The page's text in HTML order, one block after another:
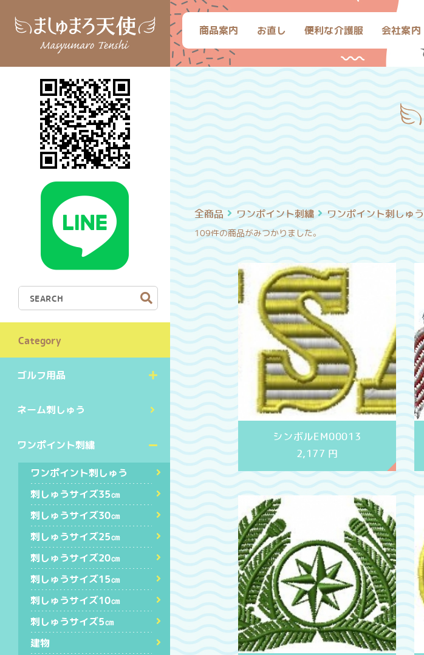
商品案内 お直し 便利な介護服 会社案内
Category
ゴルフ用品
ネーム刺しゅう
ワンポイント刺繍
ワンポイント刺しゅう
刺しゅうサイズ35㎝
刺しゅうサイズ30㎝
刺しゅうサイズ25㎝
刺しゅうサイズ20㎝
刺しゅうサイズ15㎝
刺しゅうサイズ10㎝
刺しゅうサイズ5㎝
建物
全商品 ワンポイント刺繍 ワンポイント刺しゅう
109件の商品がみつかりました。
シンボルEM00013
2,177 円